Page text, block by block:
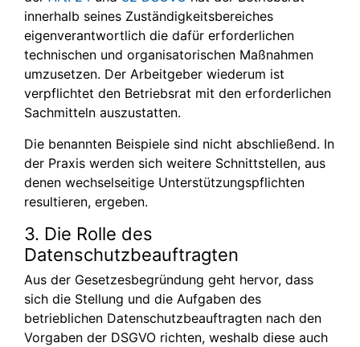
innerhalb seines Zuständigkeitsbereiches
eigenverantwortlich die dafür erforderlichen
technischen und organisatorischen Maßnahmen
umzusetzen. Der Arbeitgeber wiederum ist
verpflichtet den Betriebsrat mit den erforderlichen
Sachmitteln auszustatten.
Die benannten Beispiele sind nicht abschließend. In
der Praxis werden sich weitere Schnittstellen, aus
denen wechselseitige Unterstützungspflichten
resultieren, ergeben.
3. Die Rolle des
Datenschutzbeauftragten
Aus der Gesetzesbegründung geht hervor, dass
sich die Stellung und die Aufgaben des
betrieblichen Datenschutzbeauftragten nach den
Vorgaben der DSGVO richten, weshalb diese auch